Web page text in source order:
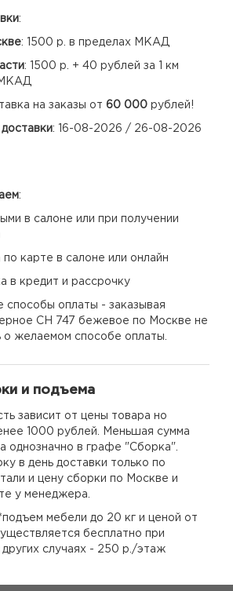
:
: 1500 р. в пределах МКАД
: 1500 р. + 40 рублей за 1 км
на заказы от 60 000 рублей!
: 16-08-2026 / 26-08-2026
:
в салоне или при получении
по карте в салоне или онлайн
в кредит и рассрочку
способы оплаты - заказывая
CH 747 бежевое по Москве не
о желаемом способе оплаты.
и подъема
зависит от цены товара но
1000 рублей. Меньшая сумма
однозначно в графе "Сборка".
в день доставки только по
и цену сборки по Москве и
у менеджера.
мебели до 20 кг и ценой от
бесплатно при
других случаях - 250 р./этаж